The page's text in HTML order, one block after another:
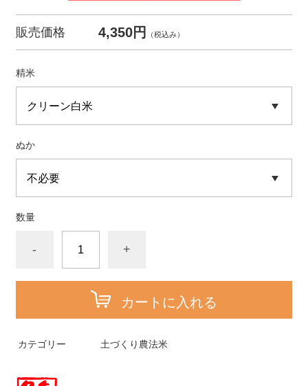
販売価格 4,350円 （税込み）
精米
ぬか
数量
- +
カートに入れる
カテゴリー 土づくり農法米